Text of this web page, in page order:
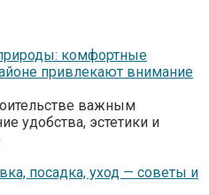
комфортные
привлекают внимание
важным
удобства, эстетики и
посадка, уход — советы и